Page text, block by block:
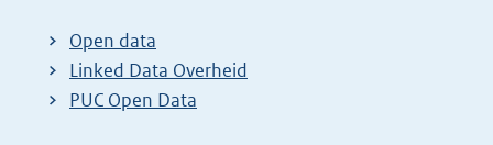
t
e
r
Open data
Linked Data Overheid
PUC Open Data